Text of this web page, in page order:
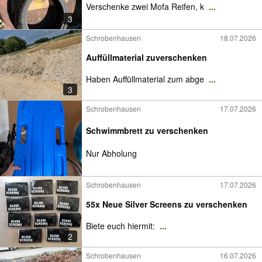
3
Verschenke zwei Mofa Reifen, k ...
3
Schrobenhausen 18.07.2026
Auffüllmaterial zuverschenken
Haben Auffüllmaterial zum abge ...
Schrobenhausen 17.07.2026
Schwimmbrett zu verschenken
Nur Abholung
2
Schrobenhausen 17.07.2026
55x Neue Silver Screens zu verschenken
Biete euch hiermit: ...
Schrobenhausen 16.07.2026